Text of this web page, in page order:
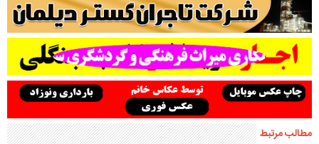
مطالب مرتبط